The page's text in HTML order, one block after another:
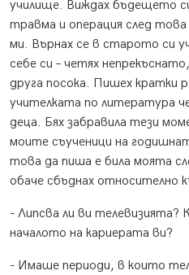
училище. Виждах бъдещето
травма и операция след
ми. Върнах се в старото си
себе си – четях
друга посока. Пишех кратки
учителката по литература
деца. Бях забравила тези
моите съученици на
това да пиша е била моята
обаче сбъднах относително
- Липсва ли ви телевизията?
началото на кариерата ви?
- Имаше периоди, в които